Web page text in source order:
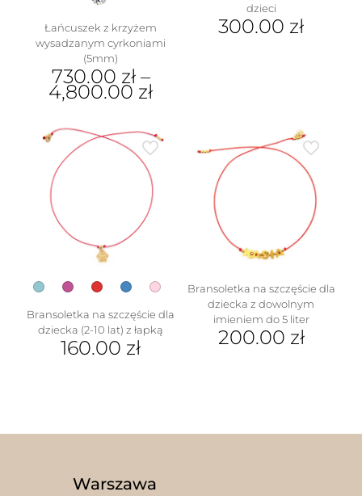
Łańcuszek z krzyżem
wysadzanym cyrkoniami
(5mm)
730.00 zł–
4,800.00 zł
ma
wariantów.
stronie
produktu
dzieci
300.00 zł
Bransoletka na szczęście dla
dziecka (2-10 lat) z łapką
160.00 zł
na
Bransoletka na szczęście dla
dziecka z dowolnym
imieniem do 5 liter
200.00 zł
Warszawa